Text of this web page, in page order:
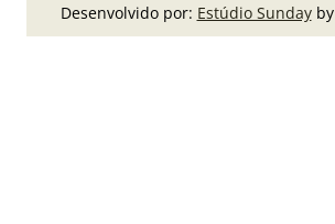
Desenvolvido por: Estúdio Sundayby